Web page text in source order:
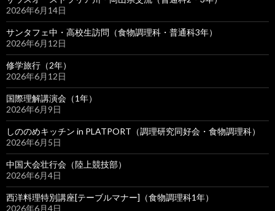
2026年6月14日
サンタフェ中・高校生訪問（食物調理科・普通科3年）
2026年6月12日
修学旅行（2年）
2026年6月12日
国際理解講演会（1年）
2026年6月9日
しののめキッチン in PLATPORT（調理研究同好会・食物調理科）
2026年6月5日
中国大会壮行会（陸上競技部）
2026年6月4日
西洋料理特別講座[テーブルマナー]（食物調理科1年）
2026年6月4日